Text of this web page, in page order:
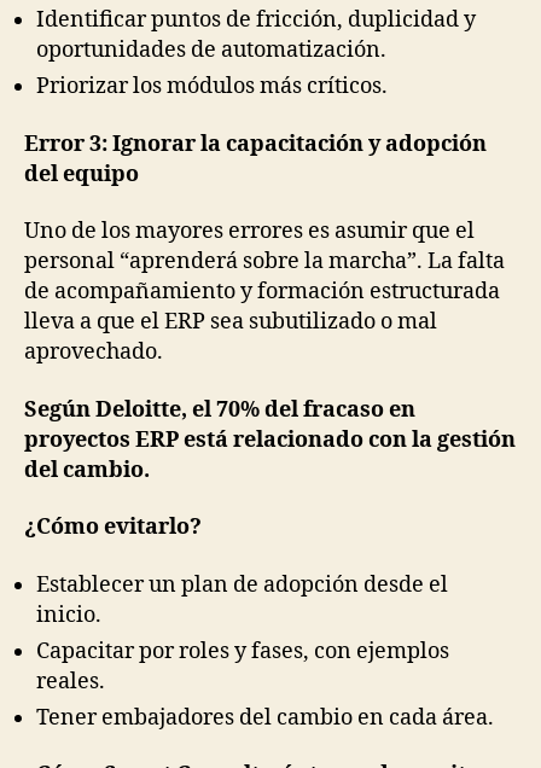
Identificar puntos de fricción, duplicidad y
oportunidades de automatización.
Priorizar los módulos más críticos.
Error 3: Ignorar la capacitación y adopción
del equipo
Uno de los mayores errores es asumir que el
personal “aprenderá sobre la marcha”. La falta
de acompañamiento y formación estructurada
lleva a que el ERP sea subutilizado o mal
aprovechado.
Según Deloitte, el 70% del fracaso en
proyectos ERP está relacionado con la gestión
del cambio.
¿Cómo evitarlo?
Establecer un plan de adopción desde el
inicio.
Capacitar por roles y fases, con ejemplos
reales.
Tener embajadores del cambio en cada área.